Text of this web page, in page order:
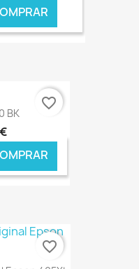
€ ONLINE
BK
€ ONLINE
favorite_border
favorite_border